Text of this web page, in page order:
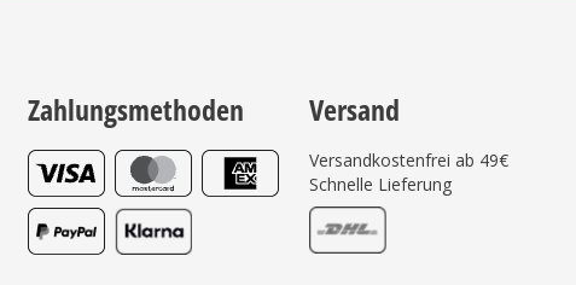
Zahlungsmethoden Versand
Versandkostenfrei ab 49€
Schnelle Lieferung